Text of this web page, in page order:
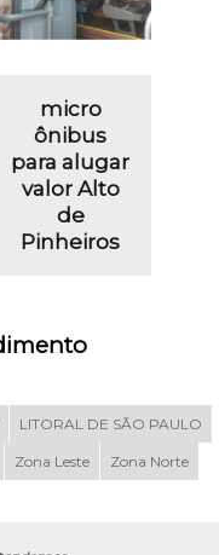
micro
ônibus
para alugar
valor Alto
de
Pinheiros
LITORAL DE SÃO PAULO
Zona Leste Zona Norte